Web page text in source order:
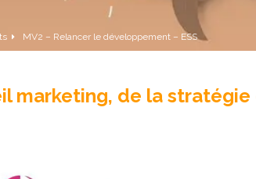
MV2 – Relancer le développement – ESS
marketing, de la